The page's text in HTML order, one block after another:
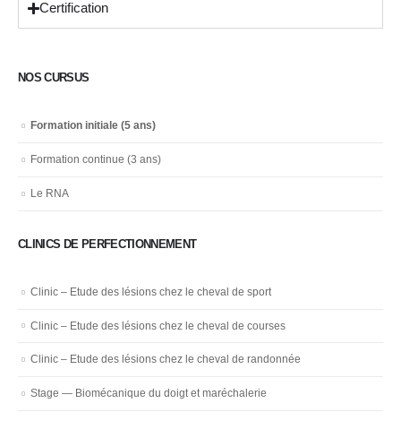
Certification
NOS CURSUS
Formation initiale (5 ans)
Formation continue (3 ans)
Le RNA
CLINICS DE PERFECTIONNEMENT
Clinic – Etude des lésions chez le cheval de sport
Clinic – Etude des lésions chez le cheval de courses
Clinic – Etude des lésions chez le cheval de randonnée
Stage — Biomécanique du doigt et maréchalerie